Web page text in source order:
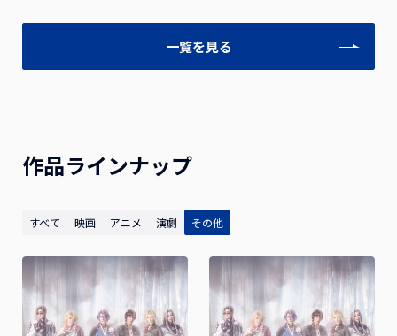
一覧を見る
作品ラインナップ
すべて 映画 アニメ 演劇 その他